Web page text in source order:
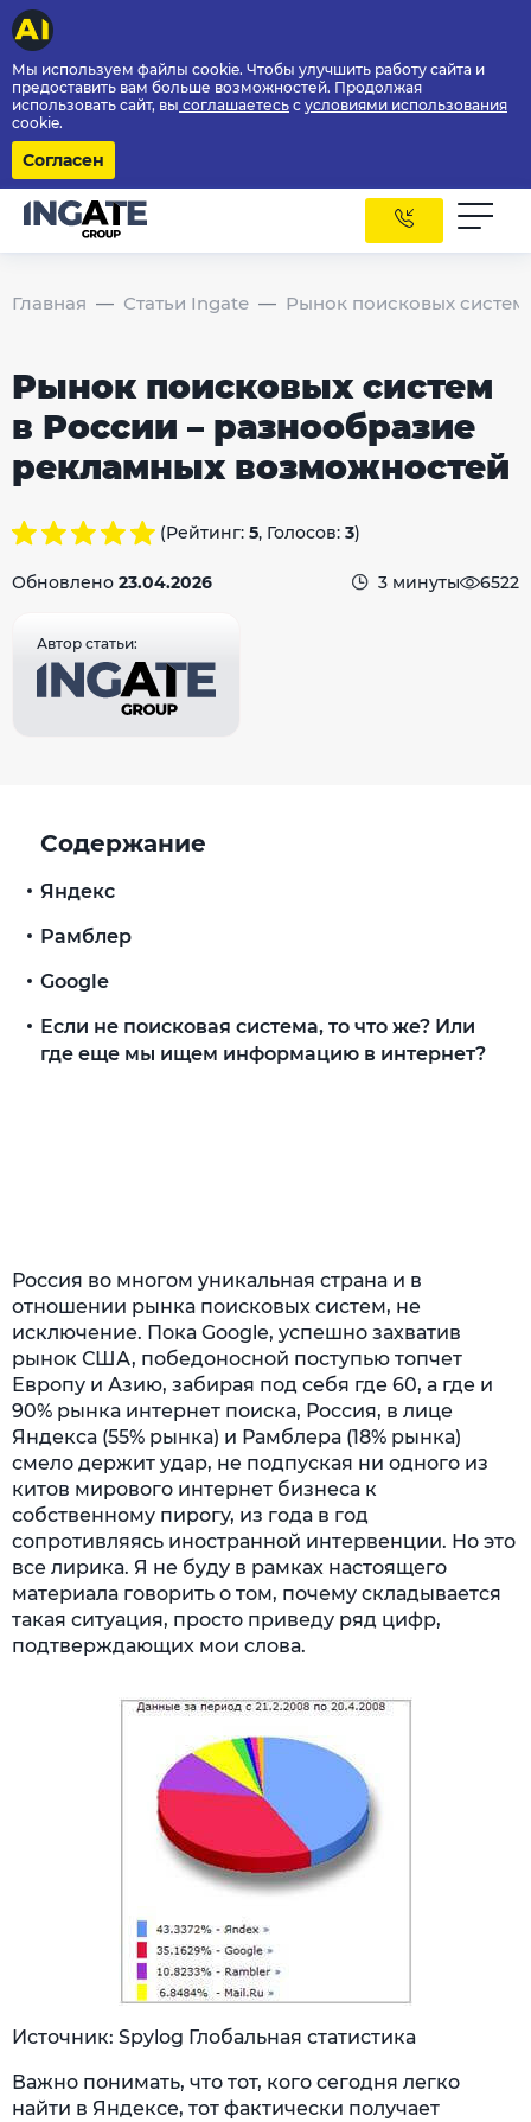
Мы используем файлы cookie. Чтобы улучшить работу сайта и
предоставить вам больше возможностей. Продолжая
использовать сайт, вы соглашаетесь с условиями использования
cookie.
Согласен
Главная Статьи Ingate Рынок поисковых
Рынок поисковых систем
в России – разнообразие
рекламных возможностей
(Рейтинг: 5, Голосов: 3)
Обновлено 23.04.2026 3 минуты 6522
Автор статьи:
Россия во многом уникальная страна и в
отношении рынка поисковых систем, не
исключение. Пока Google, успешно захватив
рынок США, победоносной поступью топчет
Европу и Азию, забирая под себя где 60, а где и
90% рынка интернет поиска, Россия, в лице
Яндекса (55% рынка) и Рамблера (18% рынка)
смело держит удар, не подпуская ни одного из
китов мирового интернет бизнеса к
собственному пирогу, из года в год
сопротивляясь иностранной интервенции. Но это
все лирика. Я не буду в рамках настоящего
материала говорить о том, почему складывается
такая ситуация, просто приведу ряд цифр,
подтверждающих мои слова.
Источник: Spylog Глобальная статистика
Важно понимать, что тот, кого сегодня легко
найти в Яндексе, тот фактически получает
Содержание
Яндекс
Рамблер
Google
Если не поисковая система, то что же? Или
где еще мы ищем информацию в интернет?